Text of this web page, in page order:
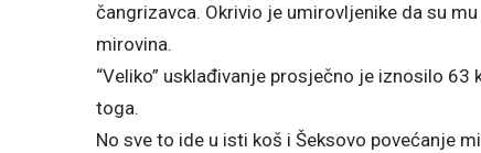
čangrizavca. Okrivio je umirovljenike da su
mirovina.
“Veliko” usklađivanje prosječno je iznosilo
toga.
No sve to ide u isti koš i Šeksovo povećanje